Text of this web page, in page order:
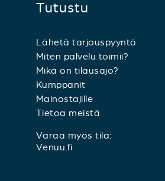
Tutustu
Lähetä tarjouspyyntö
Miten palvelu toimii?
Mikä on tilausajo?
Kumppanit
Mainostajille
Tietoa meistä
Varaa myös tila:
Venuu.fi